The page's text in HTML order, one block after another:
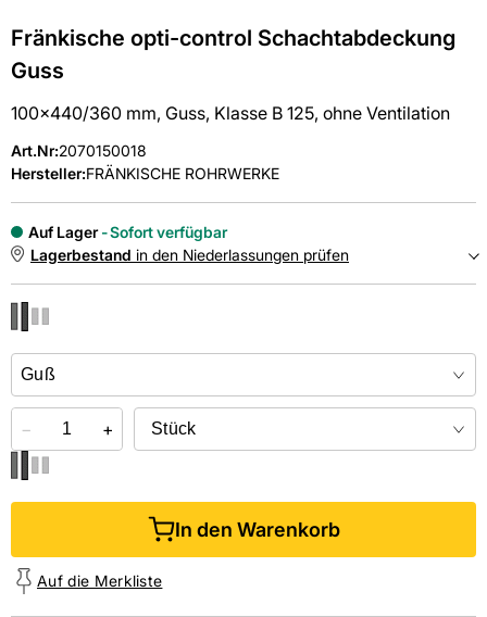
Fränkische opti-control Schachtabdeckung
Guss
100x440/360 mm, Guss, Klasse B 125, ohne Ventilation
Art.Nr:2070150018
Hersteller:FRÄNKISCHE ROHRWERKE
Auf Lager
Sofort verfügbar
Lagerbestand in den Niederlassungen prüfen
− +
In den Warenkorb
Auf die Merkliste